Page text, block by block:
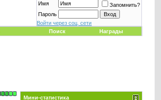
Имя
Запомнить?
Пароль
Войти через соц. сети
Поиск Награды
Мини-статистика